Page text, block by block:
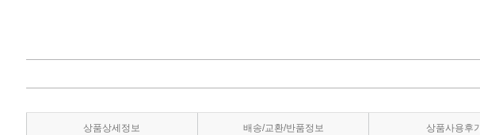
상품상세정보 배송/교환/반품정보 상품사용후기